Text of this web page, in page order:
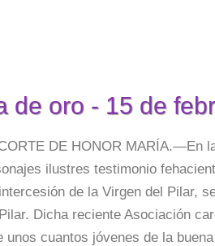
de oro - 15 de
DE HONOR MARÍA.—En
ilustres testimonio
de la Virgen del Pilar,
Dicha reciente Asociación
cuantos jóvenes de la